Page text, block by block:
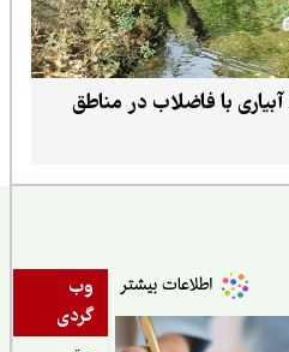
با فاضلاب در مناطق
وب
گردی